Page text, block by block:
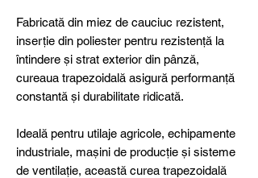
Fabricată din miez de cauciuc rezistent,
inserție din poliester pentru rezistență la
întindere și strat exterior din pânză,
cureaua trapezoidală asigură performanță
constantă și durabilitate ridicată.
Ideală pentru utilaje agricole, echipamente
industriale, mașini de producție și sisteme
de ventilație, această curea trapezoidală